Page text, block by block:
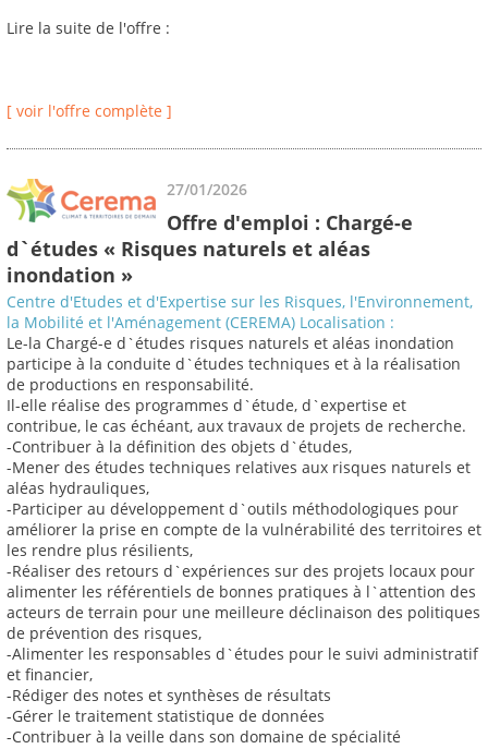
Lire la suite de l'offre :
[ voir l'offre complète ]
27/01/2026
Offre d'emploi : Chargé-e
d`études « Risques naturels et aléas
inondation »
Centre d'Etudes et d'Expertise sur les Risques, l'Environnement,
la Mobilité et l'Aménagement (CEREMA) Localisation :
Le-la Chargé-e d`études risques naturels et aléas inondation
participe à la conduite d`études techniques et à la réalisation
de productions en responsabilité.
Il-elle réalise des programmes d`étude, d`expertise et
contribue, le cas échéant, aux travaux de projets de recherche.
-Contribuer à la définition des objets d`études,
-Mener des études techniques relatives aux risques naturels et
aléas hydrauliques,
-Participer au développement d`outils méthodologiques pour
améliorer la prise en compte de la vulnérabilité des territoires et
les rendre plus résilients,
-Réaliser des retours d`expériences sur des projets locaux pour
alimenter les référentiels de bonnes pratiques à l`attention des
acteurs de terrain pour une meilleure déclinaison des politiques
de prévention des risques,
-Alimenter les responsables d`études pour le suivi administratif
et financier,
-Rédiger des notes et synthèses de résultats
-Gérer le traitement statistique de données
-Contribuer à la veille dans son domaine de spécialité